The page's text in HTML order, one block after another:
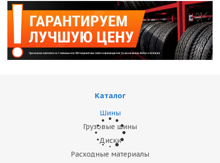
Подробнее
Шины Yokohama 275/60R20 116Q iceGuard
Studless G075 TL
Каталог
Шины
Грузовые шины
Диски
Расходные материалы